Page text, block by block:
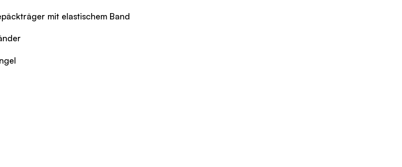
mit elastischem Band